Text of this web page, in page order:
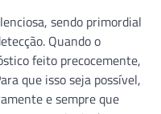
sendo primordial
Quando o
feito precocemente,
que isso seja possível,
e sempre que